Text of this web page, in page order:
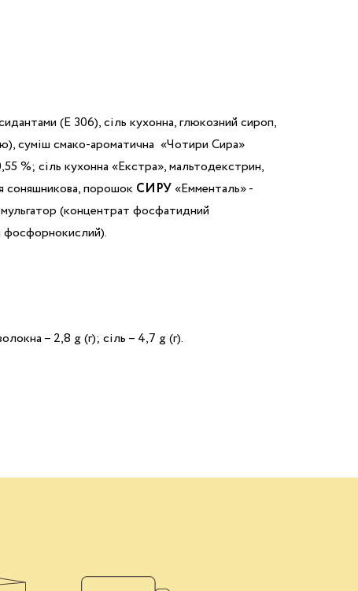
(Е 306), сіль кухонна, глюкозний сироп,
суміш смако-ароматична «Чотири Сира»
%; сіль кухонна «Екстра», мальтодекстрин,
соняшникова, порошок СИРУ «Емменталь» -
(концентрат фосфатидний
фосфорнокислий).
– 2,8 g (г); сіль – 4,7 g (г).